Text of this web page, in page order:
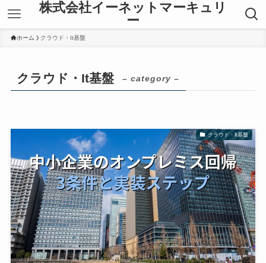
株式会社イーネットマーキュリ
ー
ホーム クラウド・It基盤
クラウド・It基盤 – category –
クラウド・It基盤